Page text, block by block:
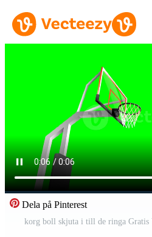
Dela på Pinterest
korg boll skjuta i till de ringa Gratis